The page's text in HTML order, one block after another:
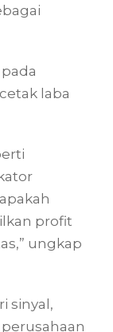
laba
profit
ungkap
sinyal,